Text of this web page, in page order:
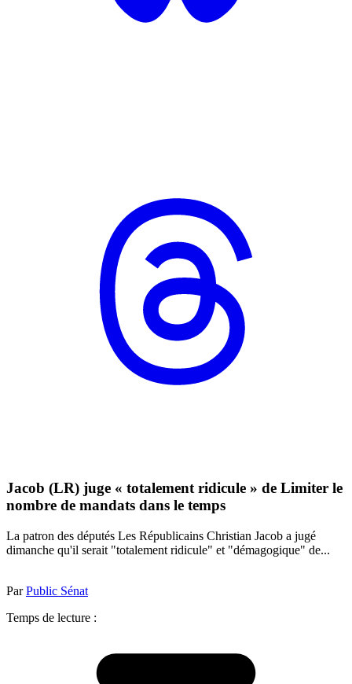
Jacob (LR) juge « totalement ridicule » de Limiter le
nombre de mandats dans le temps
La patron des députés Les Républicains Christian Jacob a jugé
dimanche qu'il serait "totalement ridicule" et "démagogique" de...
ParPublic Sénat
Temps de lecture :